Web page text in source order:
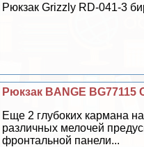
Рюкзак Grizzly RD-041-3
Рюкзак BANGE BG77115
Еще 2 глубоких кармана
различных мелочей
фронтальной панели...